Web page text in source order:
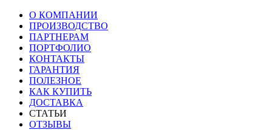
О КОМПАНИИ
ПРОИЗВОДСТВО
ПАРТНЕРАМ
ПОРТФОЛИО
КОНТАКТЫ
ГАРАНТИЯ
ПОЛЕЗНОЕ
КАК КУПИТЬ
ДОСТАВКА
СТАТЬИ
ОТЗЫВЫ